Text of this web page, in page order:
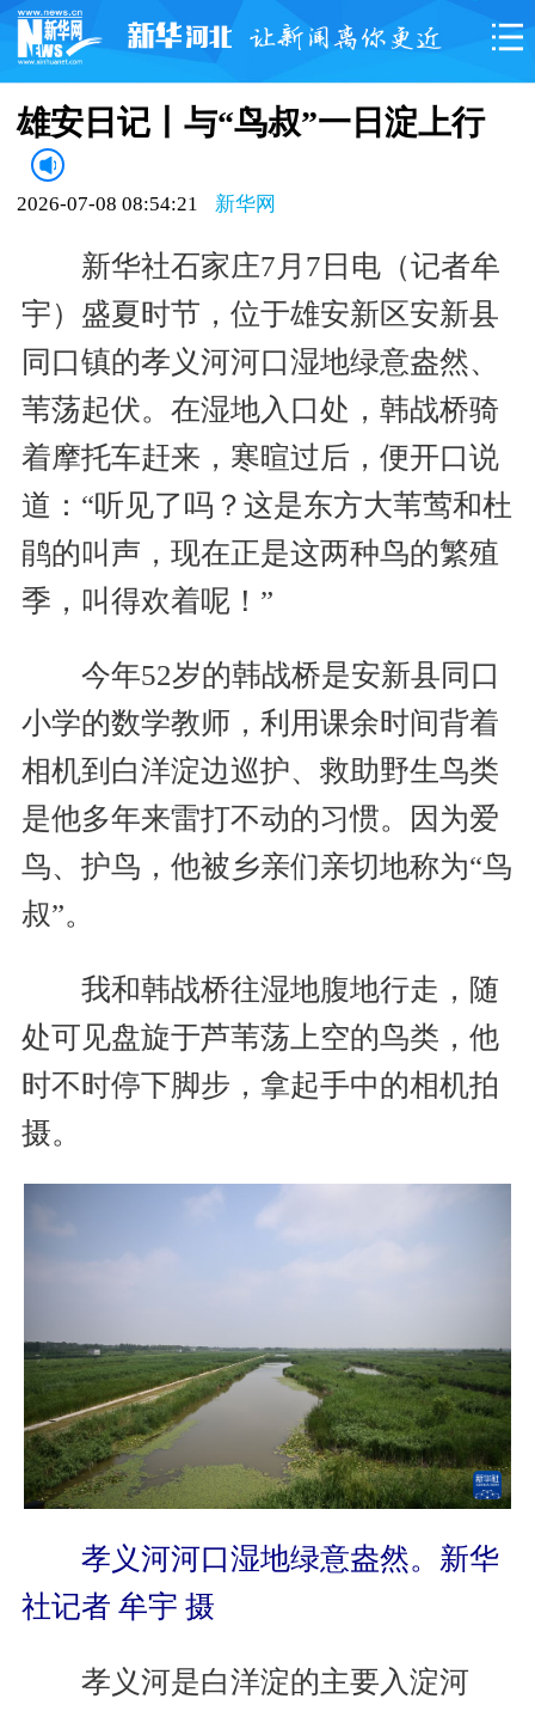
雄安日记丨与“鸟叔”一日淀上行
2026-07-08 08:54:21 新华网
新华社石家庄7月7日电（记者牟
宇）盛夏时节，位于雄安新区安新县
同口镇的孝义河河口湿地绿意盎然、
苇荡起伏。在湿地入口处，韩战桥骑
着摩托车赶来，寒暄过后，便开口说
道：“听见了吗？这是东方大苇莺和杜
鹃的叫声，现在正是这两种鸟的繁殖
季，叫得欢着呢！”
今年52岁的韩战桥是安新县同口
小学的数学教师，利用课余时间背着
相机到白洋淀边巡护、救助野生鸟类
是他多年来雷打不动的习惯。因为爱
鸟、护鸟，他被乡亲们亲切地称为“鸟
叔”。
我和韩战桥往湿地腹地行走，随
处可见盘旋于芦苇荡上空的鸟类，他
时不时停下脚步，拿起手中的相机拍
摄。
孝义河河口湿地绿意盎然。新华
社记者 牟宇 摄
孝义河是白洋淀的主要入淀河